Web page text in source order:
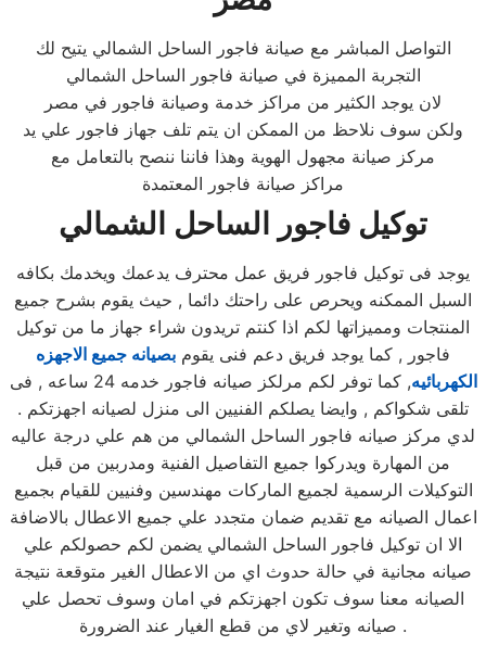
التواصل المباشر مع صيانة فاجور الساحل الشمالي يتيح لك
التجربة المميزة في صيانة فاجور الساحل الشمالي
لان يوجد الكثير من مراكز خدمة وصيانة فاجور في مصر
ولكن سوف نلاحظ من الممكن ان يتم تلف جهاز فاجور علي يد
مركز صيانة مجهول الهوية وهذا فاننا ننصح بالتعامل مع
مراكز صيانة فاجور المعتمدة
توكيل فاجور الساحل الشمالي
يوجد فى توكيل فاجور فريق عمل محترف يدعمك ويخدمك بكافه
السبل الممكنه ويحرص على راحتك دائما , حيث يقوم بشرح جميع
المنتجات ومميزاتها لكم اذا كنتم تريدون شراء جهاز ما من توكيل
فاجور , كما يوجد فريق دعم فنى يقوم بصيانه جميع الاجهزه
الكهربائيه
, كما توفر لكم مرلكز صيانه فاجور خدمه 24 ساعه , فى
تلقى شكواكم , وايضا يصلكم الفنيين الى منزل لصيانه اجهزتكم .
لدي مركز صيانه فاجور الساحل الشمالي من هم علي درجة عاليه
من المهارة ويدركوا جميع التفاصيل الفنية ومدربين من قبل
التوكيلات الرسمية لجميع الماركات مهندسين وفنيين للقيام بجميع
اعمال الصيانه مع تقديم ضمان متجدد علي جميع الاعطال بالاضافة
الا ان توكيل فاجور الساحل الشمالي يضمن لكم حصولكم علي
صيانه مجانية في حالة حدوث اي من الاعطال الغير متوقعة نتيجة
الصيانه معنا سوف تكون اجهزتكم في امان وسوف تحصل علي
صيانه وتغير لاي من قطع الغيار عند الضرورة .